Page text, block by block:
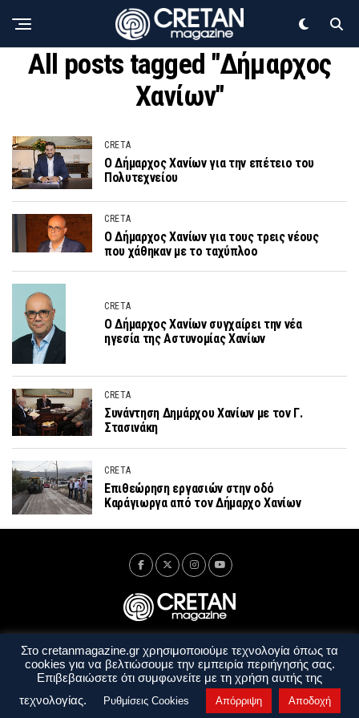
All posts tagged "Δήμαρχος
Χανίων"
CRETA
Ο Δήμαρχος Χανίων για την επέτειο του
Πολυτεχνείου
CRETA
Ο Δήμαρχος Χανίων για τους τρεις νέους
που χάθηκαν με το ταχύπλοο
CRETA
Ο Δήμαρχος Χανίων συγχαίρει την νέα
ηγεσία της Αστυνομίας Χανίων
CRETA
Συνάντηση Δημάρχου Χανίων με τον Γ.
Στασινάκη
CRETA
Επιθεώρηση εργασιών στην οδό
Καράγιωργα από τον Δήμαρχο Χανίων
Ταυτότητα Πολιτική Απορρήτου
Όροι Χρήσης
Όροι και Προϋποθέσεις
Στο cretanmagazine.gr χρησιμοποιούμε τεχνολογία όπως τα
cookies για να βελτιώσουμε την εμπειρία περιήγησής σας.
Επιβεβαιώσετε ότι συμφωνείτε με τη χρήση αυτής της
τεχνολογίας.
Ρυθμίσεις Cookies Απόρριψη Αποδοχή